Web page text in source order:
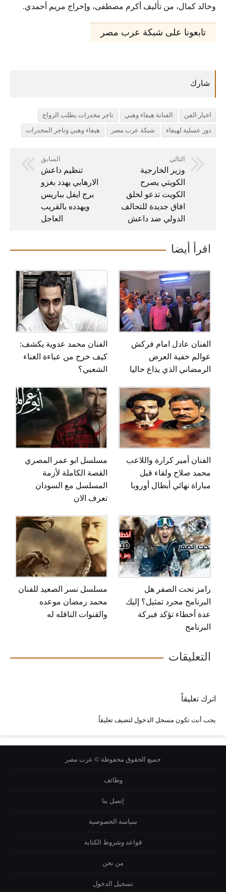
وخالد كمال، من تأليف أكرم مصطفى، وإخراج مريم أحمدي.
تابعونا على شبكة عرب مصر
اخبار الفن الفنانة هيفاء وهبي
تاجر مخدرات يطلب الزواج
دور عسلية لهيفاء
شبكة عرب مصر هيفاء وهبي وتاجر المخدرات
التالي
وزير الخارجية
الكويتي يصرح
الكويت تدعو لخلق
افاق جديدة للتحالف
الدولي ضد داعش
السابق
تنظيم داعش
الارهابي يهدد بغزو
برج ايفل بباريس
ويهدده بالقريب
العاجل
اقرأ أيضا
الفنان عادل امام فركش
عوالم خفية العرض
الرمضاني الذي يذاع حاليا
الفنان محمد عدوية يكشف:
كيف خرج من عباءة الغناء
الشعبي؟
الفنان أمير كرارة واللاعب
محمد صلاح ولقاء قبل
مباراة نهائي أبطال أوروبا
مسلسل ابو عمر المصري
القصة الكاملة لأزمة
المسلسل مع السودان
تعرف الان
رامز تحت الصفر هل
البرنامج مجرد تمثيل؟ إليك
عدة أخطاء تؤكد فبركة
البرنامج
مسلسل نسر الصعيد للفنان
محمد رمضان موعده
والقنوات الناقله له
التعليقات
اترك تعليقاً
يجب أنت تكون مسجل الدخول لتضيف تعليقاً.
جميع الحقوق محفوظة © عرب مصر
وظائف
إتصل بنا
سياسة الخصوصية
قواعد وشروط الكتابة
من نحن
تسجيل الدخول